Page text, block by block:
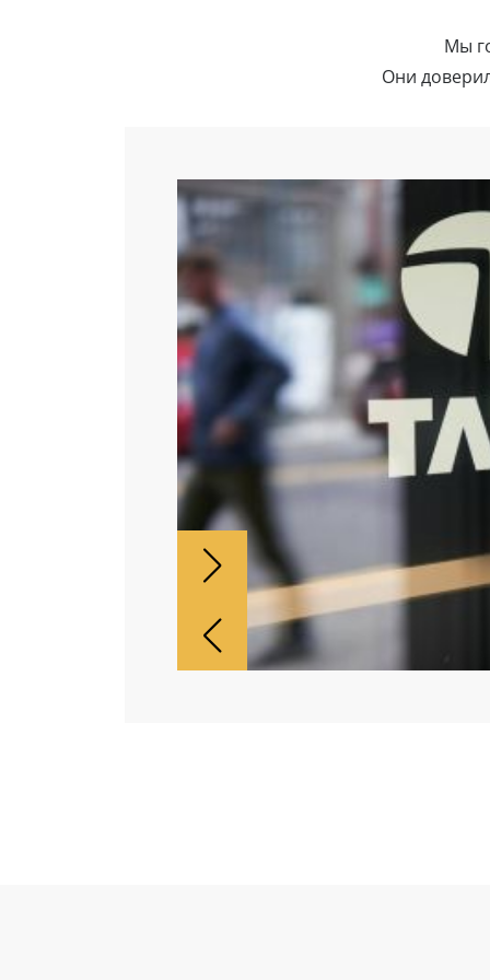
Мы
Они